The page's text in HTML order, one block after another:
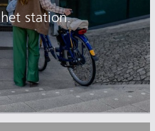
station.